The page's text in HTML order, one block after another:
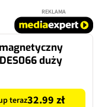
REKLAMA
duży
teraz32.99 zł